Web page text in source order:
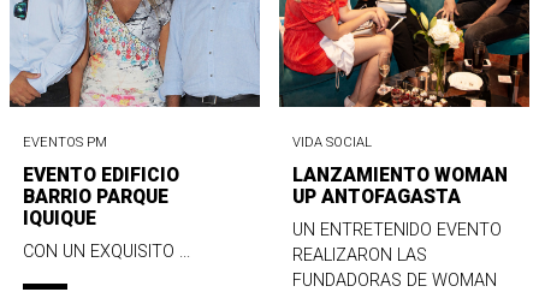
EVENTOS PM
EVENTO EDIFICIO
BARRIO PARQUE
IQUIQUE
CON UN EXQUISITO ...
VIDA SOCIAL
LANZAMIENTO WOMAN
UP ANTOFAGASTA
UN ENTRETENIDO EVENTO
REALIZARON LAS
FUNDADORAS DE WOMAN